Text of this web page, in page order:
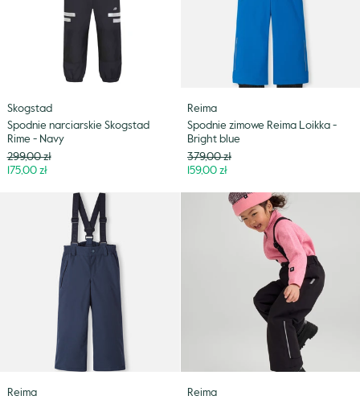
Skogstad
Spodnie narciarskie Skogstad
Rime - Navy
Cena
299,00 zł
Niższa
175,00 zł
Reima
Spodnie zimowe Reima Loikka -
Bright blue
Cena
379,00 zł
Niższa
159,00 zł
Reima
Spodnie
Reima